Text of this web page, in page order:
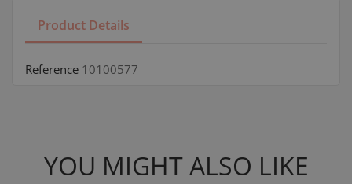
Product Details
Reference 10100577
YOU MIGHT ALSO LIKE